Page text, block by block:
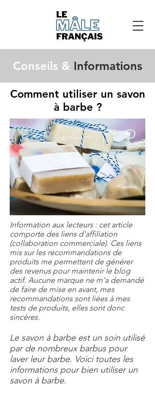
Conseils & Informations
Comment utiliser un savon
à barbe ?
Information aux lecteurs : cet article
comporte des liens d'affiliation
(collaboration commerciale). Ces liens
mis sur les recommandations de
produits me permettent de générer
des revenus pour maintenir le blog
actif. Aucune marque ne m'a demandé
de faire de mise en avant, mes
recommandations sont liées à mes
tests de produits, elles sont donc
sincères.
Le savon à barbe est un soin utilisé
par de nombreux barbus pour
laver leur barbe. Voici toutes les
informations pour bien utiliser un
savon à barbe.